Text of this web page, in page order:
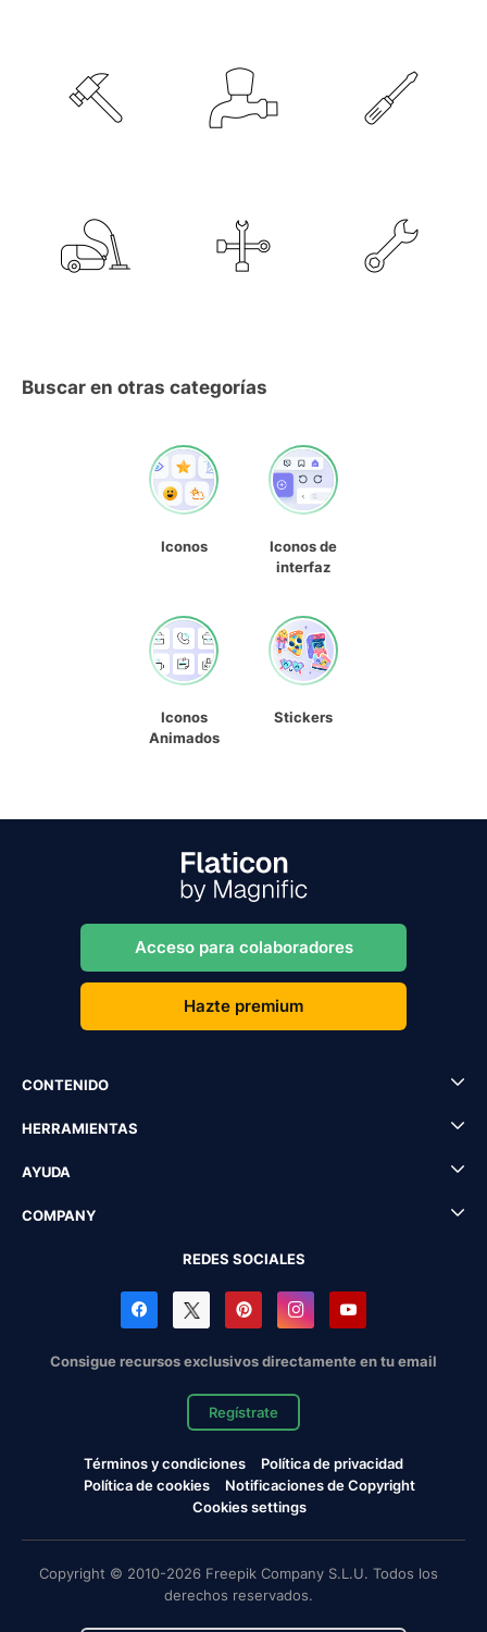
Buscar en otras categorías
Iconos
Iconos de
interfaz
Iconos
Animados
Stickers
Acceso para colaboradores
Hazte premium
CONTENIDO
HERRAMIENTAS
AYUDA
COMPANY
REDES SOCIALES
Consigue recursos exclusivos directamente en tu email
Regístrate
Términos y condiciones
Política de privacidad
Política de cookies
Notificaciones de Copyright
Cookies settings
Copyright © 2010-2026 Freepik Company S.L.U. Todos los
derechos reservados.